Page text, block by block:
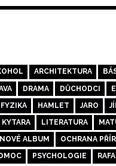
ARCHITEKTURA
DRAMA DŮCHODCI
FYZIKA HAMLET JARO
KYTARA LITERATURA
NOVÉ ALBUM OCHRANA
PSYCHOLOGIE